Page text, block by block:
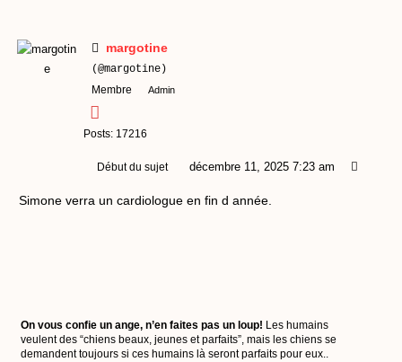
margotine
(@margotine)
Membre
Admin
Posts: 17216
Début du sujet décembre 11, 2025 7:23 am
Simone verra un cardiologue en fin d année.
On vous confie un ange, n’en faites pas un loup! Les humains
veulent des “chiens beaux, jeunes et parfaits”, mais les chiens se
demandent toujours si ces humains là seront parfaits pour eux..